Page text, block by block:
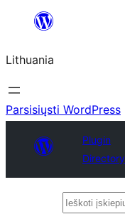
turinio
Lithuania
Parsisiųsti WordPress
Plugin
Directory
Ieškoti